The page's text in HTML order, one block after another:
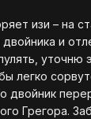
изи – на
и
легко
двойник
Грегора.